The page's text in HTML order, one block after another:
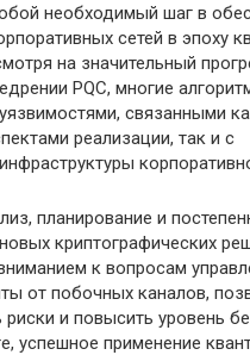
необходимый шаг в
сетей в эпоху
на значительный
PQC, многие
связанными
реализации, так и с
планирование и
криптографических
к вопросам
от побочных каналов,
и повысить уровень
успешное применение